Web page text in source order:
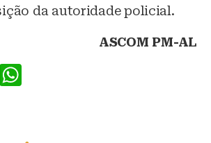
da autoridade policial.
ASCOM PM-AL
F